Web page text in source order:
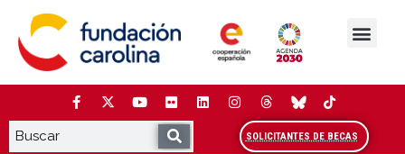
contenido
SOLICITANTES DE BECAS